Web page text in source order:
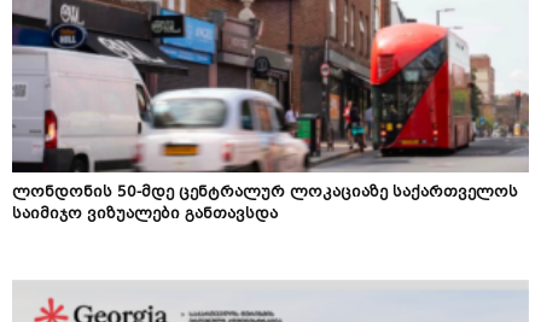
ლონდონის 50-მდე ცენტრალურ ლოკაციაზე საქართველოს
საიმიჯო ვიზუალები განთავსდა